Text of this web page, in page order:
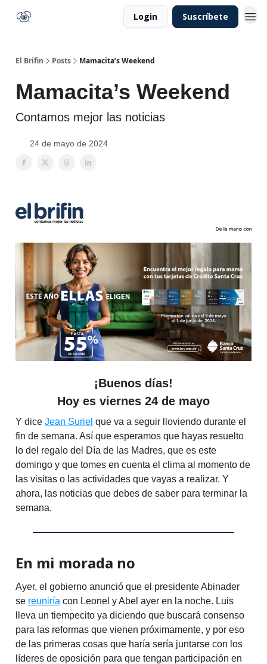
Login Suscríbete
El Brifin Posts Mamacita’s Weekend
Mamacita’s Weekend
Contamos mejor las noticias
24 de mayo de 2024
¡Buenos días!
Hoy es viernes 24 de mayo
Y dice Jean Suriel que va a seguir lloviendo durante el
fin de semana. Así que esperamos que hayas resuelto
lo del regalo del Día de las Madres, que es este
domingo y que tomes en cuenta el clima al momento de
las visitas o las actividades que vayas a realizar. Y
ahora, las noticias que debes de saber para terminar la
semana.
En mi morada no
Ayer, el gobierno anunció que el presidente Abinader
se reuniría con Leonel y Abel ayer en la noche. Luis
lleva un tiempecito ya diciendo que buscará consenso
para las reformas que vienen próximamente, y por eso
de las primeras cosas que haría sería juntarse con los
líderes de oposición para que tengan participación en